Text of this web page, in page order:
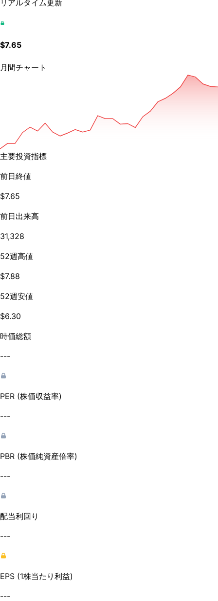
リアルタイム更新
$7.65
月間チャート
主要投資指標
前日終値
$7.65
前日出来高
31,328
52週高値
$7.88
52週安値
$6.30
時価総額
---
PER (株価収益率)
---
PBR (株価純資産倍率)
---
配当利回り
---
EPS (1株当たり利益)
---